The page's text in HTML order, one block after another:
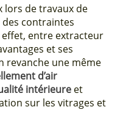
lors de travaux de
contraintes
entre extracteur
et ses
revanche une même
d’air
intérieure et
sur les vitrages et